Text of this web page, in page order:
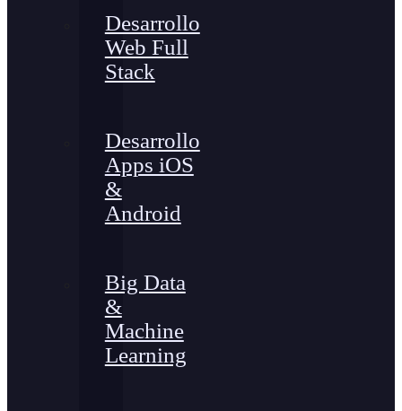
Desarrollo
Web Full
Stack
Desarrollo
Apps iOS
&
Android
Big Data
&
Machine
Learning